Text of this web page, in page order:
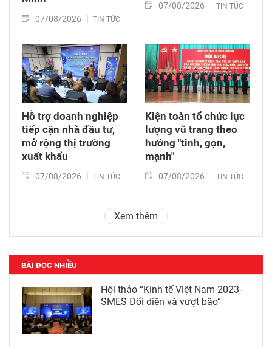
07/08/2026 TIN TỨC
07/08/2026 TIN TỨC
Hỗ trợ doanh nghiệp
tiếp cận nhà đầu tư,
mở rộng thị trường
xuất khẩu
07/08/2026 TIN TỨC
Kiện toàn tổ chức lực
lượng vũ trang theo
hướng "tinh, gọn,
mạnh"
07/08/2026 TIN TỨC
Xem thêm
BÀI ĐỌC NHIỀU
Hội thảo “Kinh tế Việt Nam 2023-
SMES Đối diện và vượt bão”